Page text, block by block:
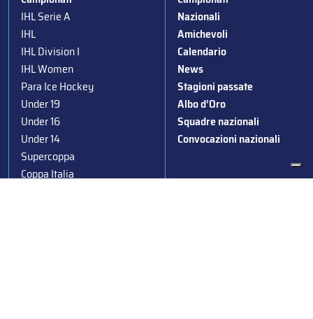
IHL Serie A
IHL
IHL Division I
IHL Women
Para Ice Hockey
Under 19
Under 16
Under 14
Supercoppa
Coppa Italia
Nazionali
Amichevoli
Calendario
News
Stagioni passate
Albo d’Oro
Squadre nazionali
Convocazioni nazionali